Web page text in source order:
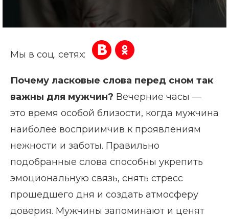
Мы в соц. сетях:
Почему ласковые слова перед сном так
важны для мужчин? Вечерние часы —
это время особой близости, когда мужчина
наиболее восприимчив к проявлениям
нежности и заботы. Правильно
подобранные слова способны укрепить
эмоциональную связь, снять стресс
прошедшего дня и создать атмосферу
доверия. Мужчины запоминают и ценят